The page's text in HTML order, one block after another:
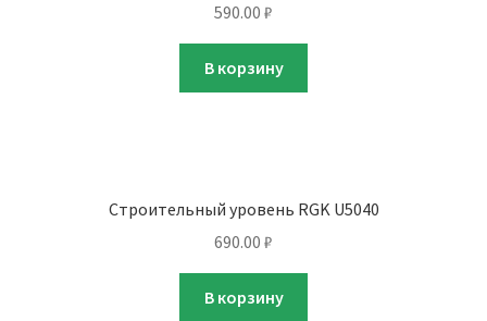
590.00 ₽
В корзину
Строительный уровень RGK U5040
690.00 ₽
В корзину